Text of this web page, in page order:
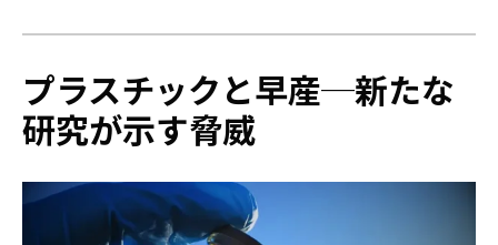
プラスチックと早産─新たな
研究が示す脅威